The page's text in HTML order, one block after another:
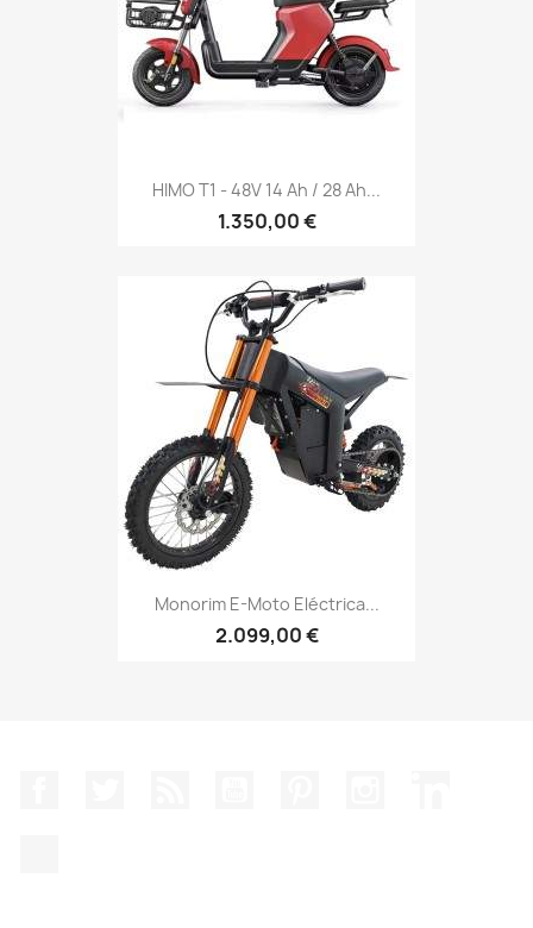
HIMO T1 - 48V 14 Ah / 28 Ah...
1.350,00 €
Monorim E-Moto Eléctrica...
2.099,00 €